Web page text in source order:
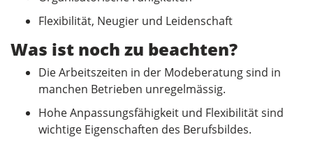
Flexibilität, Neugier und Leidenschaft
Was ist noch zu beachten?
Die Arbeitszeiten in der Modeberatung sind in
manchen Betrieben unregelmässig.
Hohe Anpassungsfähigkeit und Flexibilität sind
wichtige Eigenschaften des Berufsbildes.